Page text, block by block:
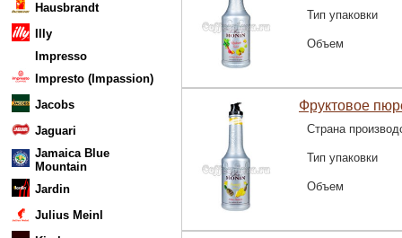
Hausbrandt
Illy
Impresso
Impresto (Impassion)
Jacobs
Jaguari
Jamaica Blue
Mountain
Jardin
Julius Meinl
Тип упаковки
Объем
Фруктовое
Страна
Тип упаковки
Объем